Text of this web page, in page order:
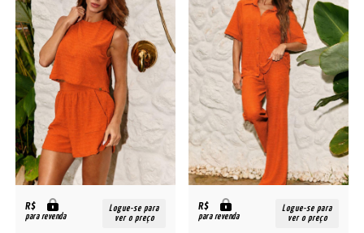
R$
para revenda
Logue-se para
ver o preço
R$
para revenda
Logue-se para
ver o preço